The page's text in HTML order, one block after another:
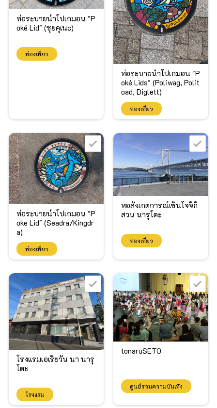
ท่อระบายน้ำโปเกมอน "P
oké Lid" (ซุยคุเนะ)
ท่องเที่ยว
ท่อระบายน้ำโปเกมอน "P
oké Lids" (Poliwag, Polit
oad, Diglett)
ท่องเที่ยว
ท่อระบายน้ำโปเกมอน "P
oke Lid" (Seadra/Kingdr
a)
ท่องเที่ยว
หอสังเกตการณ์เซ็นโจจิกิ
สวน นารุโตะ
ท่องเที่ยว
โรงแรมเอเรียวัน นา นารุ
โตะ
โรงแรม
tonaruSETO
ศูนย์รวมความบันเทิง